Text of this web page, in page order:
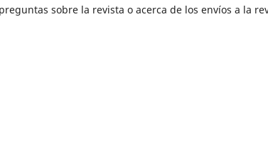
sobre la revista o acerca de los envíos a la